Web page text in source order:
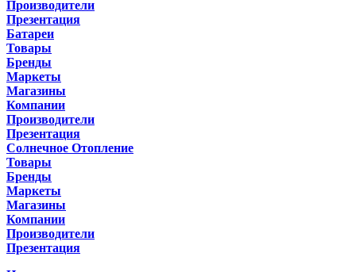
Производители
Презентация
Батареи
Товары
Бренды
Маркеты
Магазины
Компании
Производители
Презентация
Солнечное Отопление
Товары
Бренды
Маркеты
Магазины
Компании
Производители
Презентация